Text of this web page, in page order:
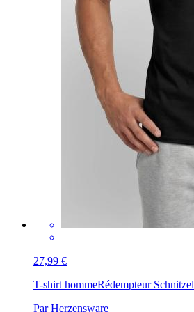
27,99 €
T-shirt hommeRédempteur Schnitzel
Par Herzensware